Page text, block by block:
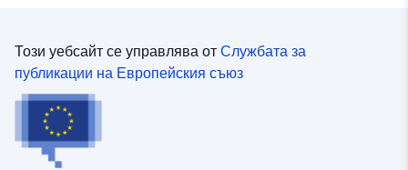
Този уебсайт се управлява от Службата за
публикации на Европейския съюз